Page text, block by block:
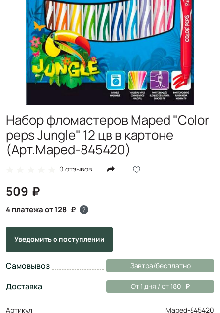
Набор фломастеров Maped "Color
peps Jungle" 12 цв в картоне
(Арт.Maped-845420)
0 отзывов
509
4 платежа от 128 ?
Уведомитьо поступлении
Самовывоз Завтра/бесплатно
Доставка От 1 дня / от 180
Артикул
Maped-845420